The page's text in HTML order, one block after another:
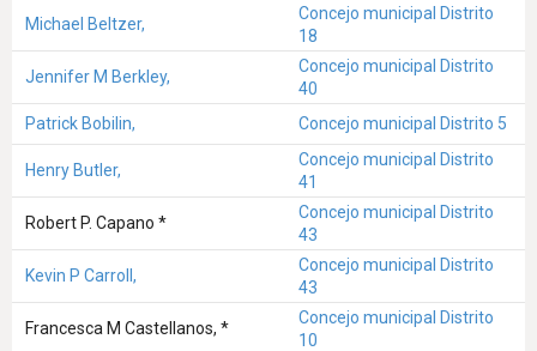
Michael Beltzer,
Concejo municipal Distrito
18
Jennifer M Berkley,
Concejo municipal Distrito
40
Patrick Bobilin,
Concejo municipal Distrito 5
Henry Butler,
Concejo municipal Distrito
41
Robert P. Capano *
Concejo municipal Distrito
43
Kevin P Carroll,
Concejo municipal Distrito
43
Francesca M Castellanos, *
Concejo municipal Distrito
10